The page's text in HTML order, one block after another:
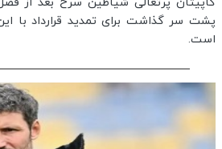
پشت سر گذاشت برای تمدید قرارداد با
است.